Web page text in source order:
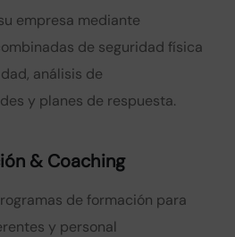
empresa mediante
de seguridad física
análisis de
y planes de respuesta.
& Coaching
de formación para
y personal